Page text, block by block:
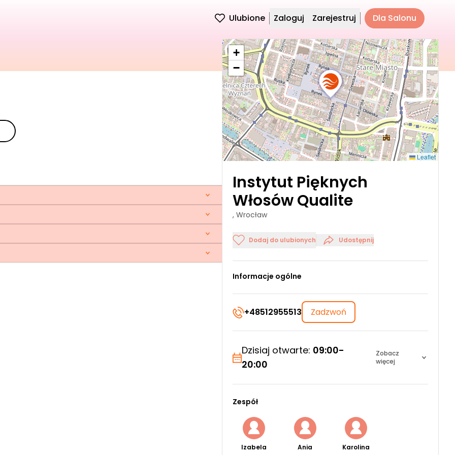
Ulubione Zaloguj Zarejestruj Dla Salonu
+
−
Leaflet
Instytut Pięknych
Włosów Qualite
, Wrocław
Dodaj do ulubionych Udostępnij
Informacje ogólne
+48512955513 Zadzwoń
Dzisiaj otwarte: 09:00-
20:00
Zobacz
więcej
Zespół
Izabela Ania Karolina